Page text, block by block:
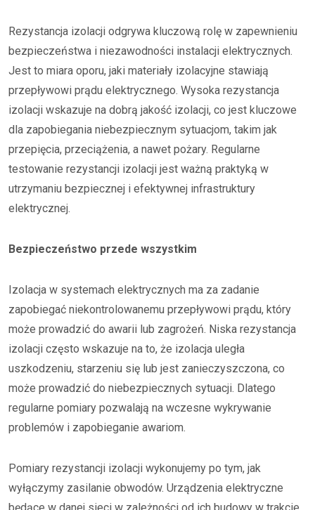
Rezystancja izolacji odgrywa kluczową rolę w zapewnieniu
bezpieczeństwa i niezawodności instalacji elektrycznych.
Jest to miara oporu, jaki materiały izolacyjne stawiają
przepływowi prądu elektrycznego. Wysoka rezystancja
izolacji wskazuje na dobrą jakość izolacji, co jest kluczowe
dla zapobiegania niebezpiecznym sytuacjom, takim jak
przepięcia, przeciążenia, a nawet pożary. Regularne
testowanie rezystancji izolacji jest ważną praktyką w
utrzymaniu bezpiecznej i efektywnej infrastruktury
elektrycznej.
Bezpieczeństwo przede wszystkim
Izolacja w systemach elektrycznych ma za zadanie
zapobiegać niekontrolowanemu przepływowi prądu, który
może prowadzić do awarii lub zagrożeń. Niska rezystancja
izolacji często wskazuje na to, że izolacja uległa
uszkodzeniu, starzeniu się lub jest zanieczyszczona, co
może prowadzić do niebezpiecznych sytuacji. Dlatego
regularne pomiary pozwalają na wczesne wykrywanie
problemów i zapobieganie awariom.
Pomiary rezystancji izolacji wykonujemy po tym, jak
wyłączymy zasilanie obwodów. Urządzenia elektryczne